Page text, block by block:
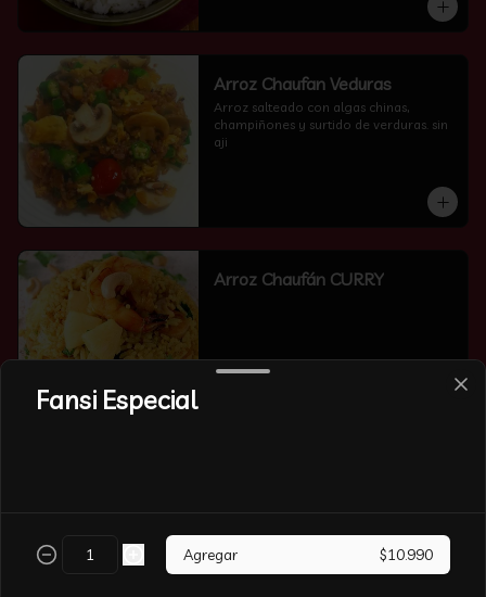
Arroz Chaufan Veduras
Arroz salteado con algas chinas,
champiñones y surtido de verduras. sin
aji
Arroz Chaufán CURRY
Fansi Especial
Agregar $10.990